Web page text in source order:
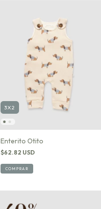
3X2
Enterito Otito
$62.82 USD
COMPRAR